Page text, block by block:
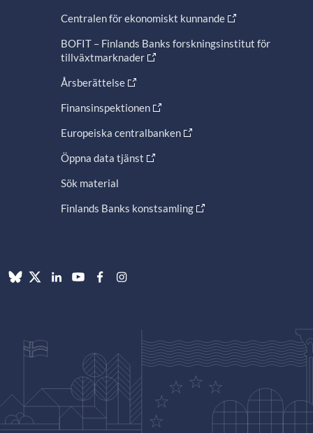
Centralen för ekonomiskt kunnande
BOFIT – Finlands Banks forskningsinstitut för
tillväxtmarknader
Årsberättelse
Finansinspektionen
Europeiska centralbanken
Öppna data tjänst
Sök material
Finlands Banks konstsamling